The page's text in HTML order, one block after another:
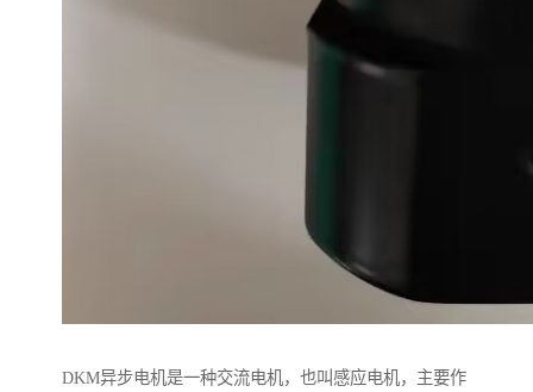
DKM异步电机是一种交流电机，也叫感应电机，主要作